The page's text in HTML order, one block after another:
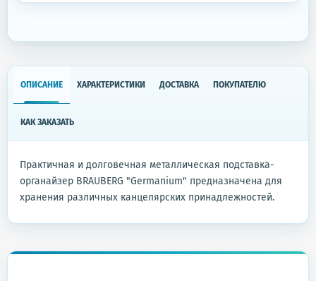
ОПИСАНИЕ ХАРАКТЕРИСТИКИ ДОСТАВКА ПОКУПАТЕЛЮ
КАК ЗАКАЗАТЬ
Практичная и долговечная металлическая подставка-
органайзер BRAUBERG "Germanium" предназначена для
хранения различных канцелярских принадлежностей.